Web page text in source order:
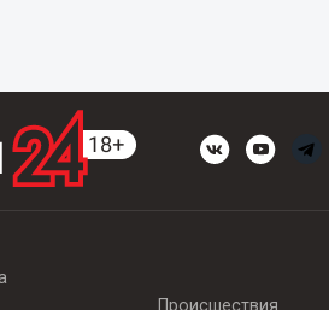
Происшествия